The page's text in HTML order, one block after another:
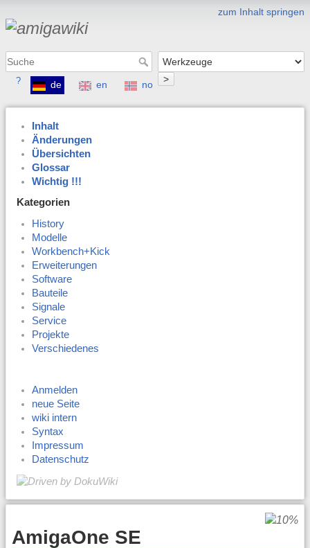
zum Inhalt springen
>
? de en no
Inhalt
Änderungen
Übersichten
Glossar
Wichtig !!!
Kategorien
History
Modelle
Workbench+Kick
Erweiterungen
Software
Bauteile
Signale
Service
Projekte
Verschiedenes
Anmelden
neue Seite
wiki intern
Syntax
Impressum
Datenschutz
AmigaOne SE